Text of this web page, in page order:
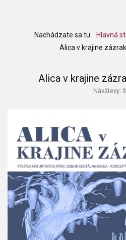
Nachádzate sa tu: Hlavná
Alica v krajine
Alica v krajine
Návštevy: